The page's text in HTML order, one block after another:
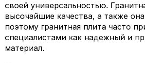
своей универсальностью.
высочайшие качества, а также
поэтому гранитная плита часто
специалистами как надежный и
материал.